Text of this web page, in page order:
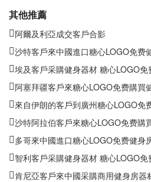
其他推薦
阿爾及利亞成交客戶合影
沙特客戶來中國進口糖心LOGO免费
埃及客戶采購健身器材 糖心LOGO
阿塞拜疆客戶來糖心LOGO免费購買
來自伊朗的客戶到廣州糖心LOGO免
沙特阿拉伯客戶來糖心LOGO免费購
多哥來中國進口糖心LOGO免费健身
智利客戶采購健身器材 糖心LOGO
肯尼亞客戶來中國采購商用健身房器